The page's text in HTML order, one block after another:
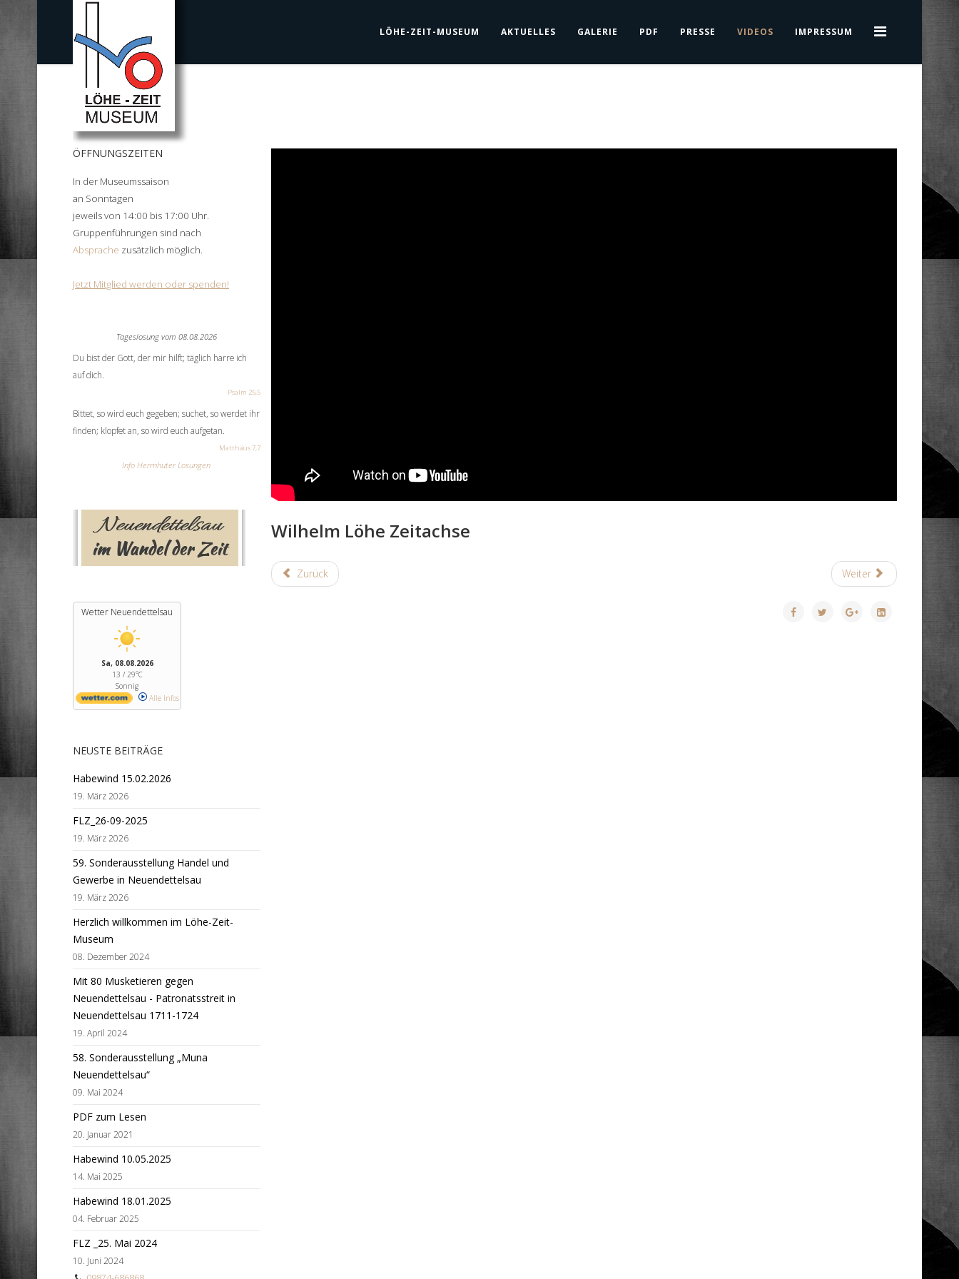
LÖHE-ZEIT-MUSEUM AKTUELLES GALERIE PDF PRESSE VIDEOS IMPRESSUM
ÖFFNUNGSZEITEN
In der Museumssaison
an Sonntagen
jeweils von 14:00 bis 17:00 Uhr.
Gruppenführungen sind nach
Absprache zusätzlich möglich.
Jetzt Mitglied werden oder spenden!
Tageslosung vom 08.08.2026
Du bist der Gott, der mir hilft; täglich harre ich
auf dich.
Psalm 25,5
Bittet, so wird euch gegeben; suchet, so werdet ihr
finden; klopfet an, so wird euch aufgetan.
Matthäus 7,7
Info Herrnhuter Losungen
Wetter Neuendettelsau
Sa, 08.08.2026
13 / 29°C
Sonnig
Alle Infos
NEUSTE BEITRÄGE
Habewind 15.02.2026
19. März 2026
FLZ_26-09-2025
19. März 2026
59. Sonderausstellung Handel und
Gewerbe in Neuendettelsau
19. März 2026
Herzlich willkommen im Löhe-Zeit-
Museum
08. Dezember 2024
Mit 80 Musketieren gegen
Neuendettelsau - Patronatsstreit in
Neuendettelsau 1711-1724
19. April 2024
58. Sonderausstellung „Muna
Neuendettelsau“
09. Mai 2024
PDF zum Lesen
20. Januar 2021
Habewind 10.05.2025
14. Mai 2025
Habewind 18.01.2025
04. Februar 2025
FLZ _25. Mai 2024
10. Juni 2024
Wilhelm Löhe Zeitachse
Zurück Weiter